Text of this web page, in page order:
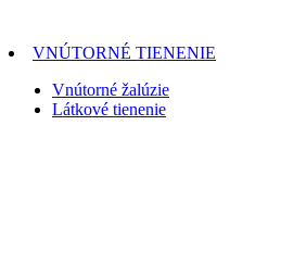
VNÚTORNÉ TIENENIE
Vnútorné žalúzie
Látkové tienenie